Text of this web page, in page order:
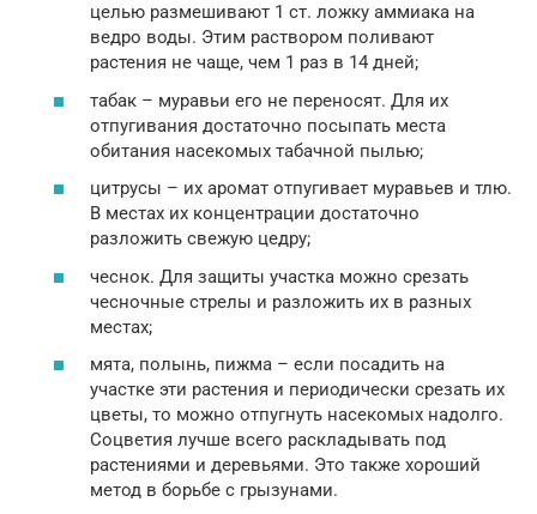
целью размешивают 1 ст. ложку аммиака на
ведро воды. Этим раствором поливают
растения не чаще, чем 1 раз в 14 дней;
табак – муравьи его не переносят. Для их
отпугивания достаточно посыпать места
обитания насекомых табачной пылью;
цитрусы – их аромат отпугивает муравьев и тлю.
В местах их концентрации достаточно
разложить свежую цедру;
чеснок. Для защиты участка можно срезать
чесночные стрелы и разложить их в разных
местах;
мята, полынь, пижма – если посадить на
участке эти растения и периодически срезать их
цветы, то можно отпугнуть насекомых надолго.
Соцветия лучше всего раскладывать под
растениями и деревьями. Это также хороший
метод в борьбе с грызунами.